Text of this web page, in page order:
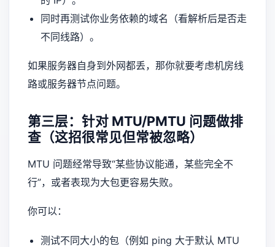
同时再测试你业务依赖的域名（看解析后是否走
不同线路）。
如果服务器自身到外网都丢，那你就要考虑机房线
路或服务器节点问题。
第三层：针对 MTU/PMTU 问题做排
查（这招很常见但常被忽略）
MTU 问题经常导致“某些协议能通，某些完全不
行”，或者表现为大包更容易失败。
你可以：
测试不同大小的包（例如 ping 大于默认 MTU